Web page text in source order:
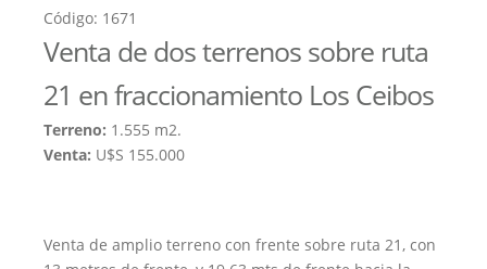
Código: 1671
Venta de dos terrenos sobre ruta
21 en fraccionamiento Los Ceibos
Terreno: 1.555 m2.
Venta: U$S 155.000
Venta de amplio terreno con frente sobre ruta 21, con